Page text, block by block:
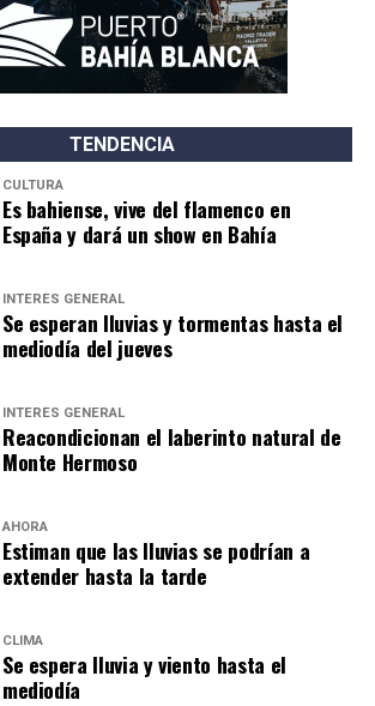
TENDENCIA
CULTURA
Es bahiense, vive del flamenco en
España y dará un show en Bahía
INTERÉS GENERAL
Se esperan lluvias y tormentas hasta el
mediodía del jueves
INTERÉS GENERAL
Reacondicionan el laberinto natural de
Monte Hermoso
AHORA
Estiman que las lluvias se podrían a
extender hasta la tarde
CLIMA
Se espera lluvia y viento hasta el
mediodía